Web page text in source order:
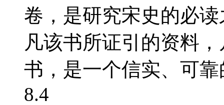
卷，是研究宋史的必
凡该书所证引的资料
书，是一个信实、可
8.4